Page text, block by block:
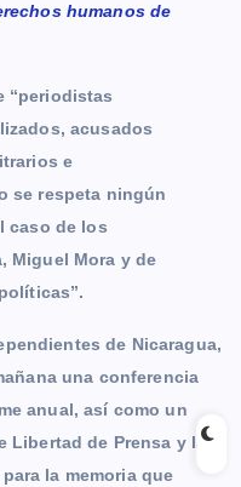
humanos de
“periodistas
acusados
e
se respeta ningún
caso de los
Miguel Mora y de
de Nicaragua,
una conferencia
anual, así como un
Libertad de Prensa y la
la memoria que